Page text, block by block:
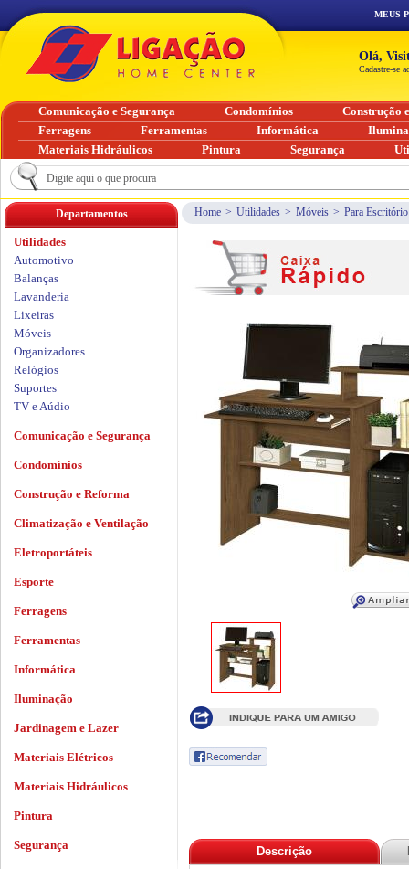
Home > Utilidades > Móveis > Para Escritório
Descrição
Departamentos
Utilidades
Automotivo
Balanças
Lavanderia
Lixeiras
Móveis
Organizadores
Relógios
Suportes
TV e Aúdio
Comunicação e Segurança
Condomínios
Construção e Reforma
Climatização e Ventilação
Eletroportáteis
Esporte
Ferragens
Ferramentas
Informática
Iluminação
Jardinagem e Lazer
Materiais Elétricos
Materiais Hidráulicos
Pintura
Segurança
MEUS
Olá,
Cadastre-se
Comunicação e Segurança Condomínios
Construção
Ferragens
Ferramentas Informática
Materiais Hidráulicos
Pintura Segurança